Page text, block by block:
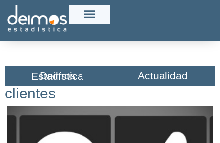
Deimos Estadística​ Actualidad
clientes